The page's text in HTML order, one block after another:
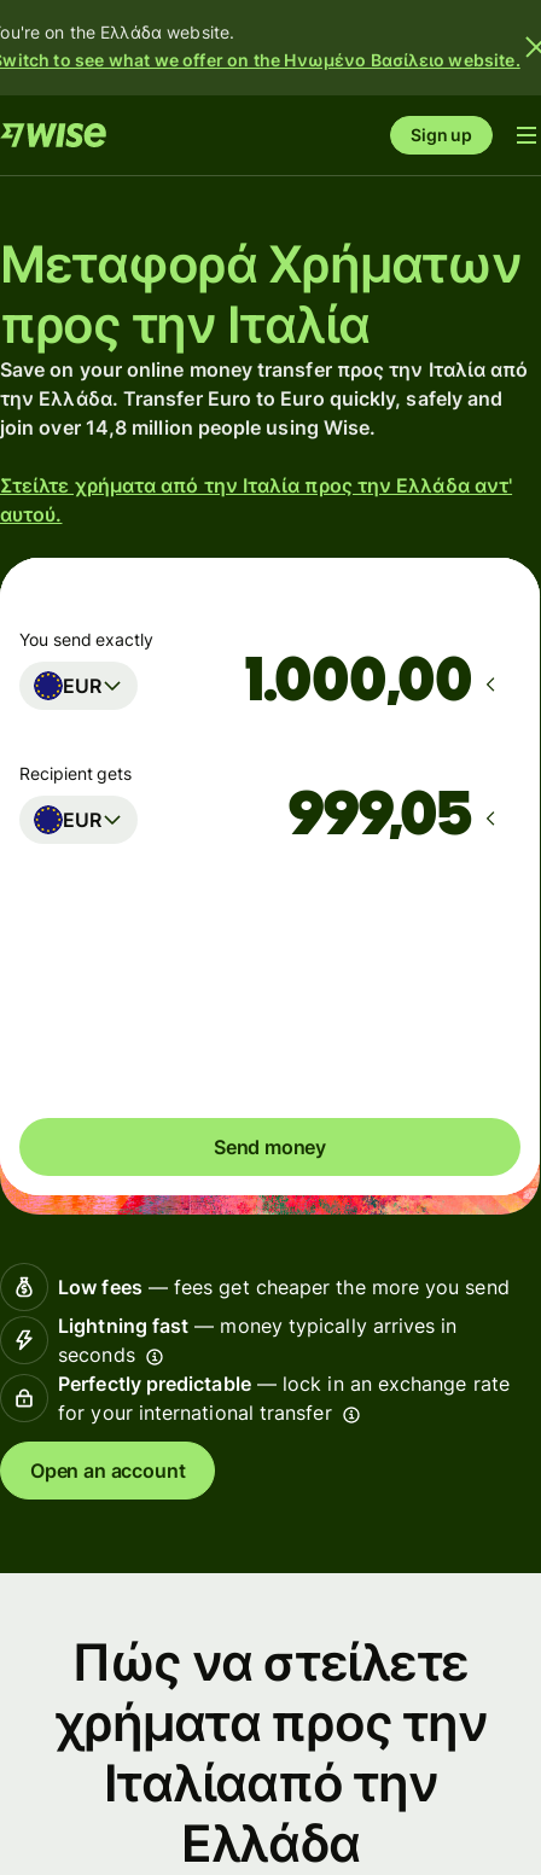
on the Ελλάδα website.
to see what we offer on the Ηνωμένο Βασίλειο website.
Sign up
Μεταφορά Χρήματων
προς την Ιταλία
Save on your online money transfer προς την Ιταλία από
την Ελλάδα. Transfer Euro to Euro quickly, safely and
join over 14,8 million people using Wise.
Στείλτε χρήματα από την Ιταλία προς την Ελλάδα αντ'
αυτού.
You send exactly
EUR ,00
Recipient gets
EUR
Send money
Low fees— fees get cheaper the more you send
Lightning fast — money typically arrives in
seconds
Perfectly predictable— lock in an exchange rate
for your international transfer
Open an account
Πώς να στείλετε
χρήματα προς την
Ιταλίααπό την
Ελλάδα